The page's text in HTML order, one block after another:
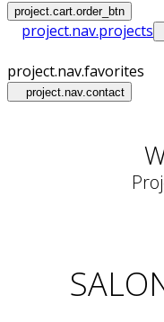
project.cart.order_btn
project.nav.projects
project.nav.favorites
project.nav.contact